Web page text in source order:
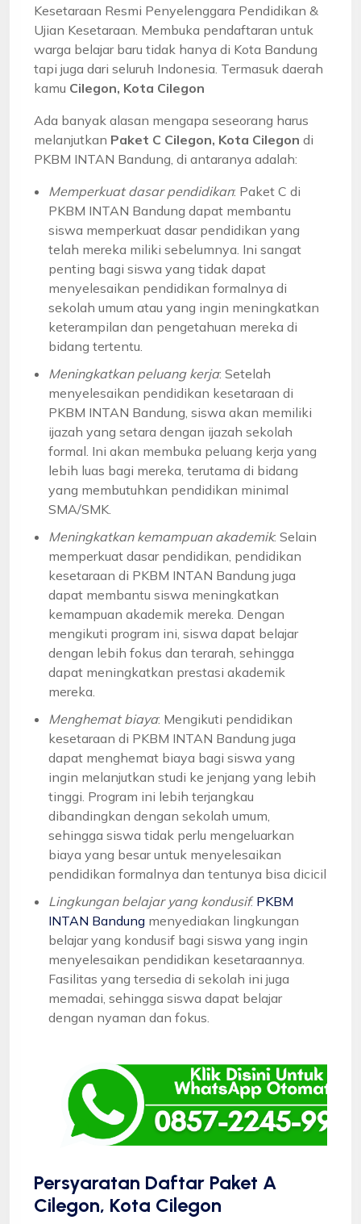
Kesetaraan Resmi Penyelenggara Pendidikan &
Ujian Kesetaraan. Membuka pendaftaran untuk
warga belajar baru tidak hanya di Kota Bandung
tapi juga dari seluruh Indonesia. Termasuk daerah
kamu Cilegon, Kota Cilegon
Ada banyak alasan mengapa seseorang harus
melanjutkan Paket C Cilegon, Kota Cilegon di
PKBM INTAN Bandung, di antaranya adalah:
Memperkuat dasar pendidikan: Paket C di
PKBM INTAN Bandung dapat membantu
siswa memperkuat dasar pendidikan yang
telah mereka miliki sebelumnya. Ini sangat
penting bagi siswa yang tidak dapat
menyelesaikan pendidikan formalnya di
sekolah umum atau yang ingin meningkatkan
keterampilan dan pengetahuan mereka di
bidang tertentu.
Meningkatkan peluang kerja: Setelah
menyelesaikan pendidikan kesetaraan di
PKBM INTAN Bandung, siswa akan memiliki
ijazah yang setara dengan ijazah sekolah
formal. Ini akan membuka peluang kerja yang
lebih luas bagi mereka, terutama di bidang
yang membutuhkan pendidikan minimal
SMA/SMK.
Meningkatkan kemampuan akademik: Selain
memperkuat dasar pendidikan, pendidikan
kesetaraan di PKBM INTAN Bandung juga
dapat membantu siswa meningkatkan
kemampuan akademik mereka. Dengan
mengikuti program ini, siswa dapat belajar
dengan lebih fokus dan terarah, sehingga
dapat meningkatkan prestasi akademik
mereka.
Menghemat biaya: Mengikuti pendidikan
kesetaraan di PKBM INTAN Bandung juga
dapat menghemat biaya bagi siswa yang
ingin melanjutkan studi ke jenjang yang lebih
tinggi. Program ini lebih terjangkau
dibandingkan dengan sekolah umum,
sehingga siswa tidak perlu mengeluarkan
biaya yang besar untuk menyelesaikan
pendidikan formalnya dan tentunya bisa dicicil
Lingkungan belajar yang kondusif: PKBM
INTAN Bandung menyediakan lingkungan
belajar yang kondusif bagi siswa yang ingin
menyelesaikan pendidikan kesetaraannya.
Fasilitas yang tersedia di sekolah ini juga
memadai, sehingga siswa dapat belajar
dengan nyaman dan fokus.
Persyaratan Daftar Paket A
Cilegon, Kota Cilegon